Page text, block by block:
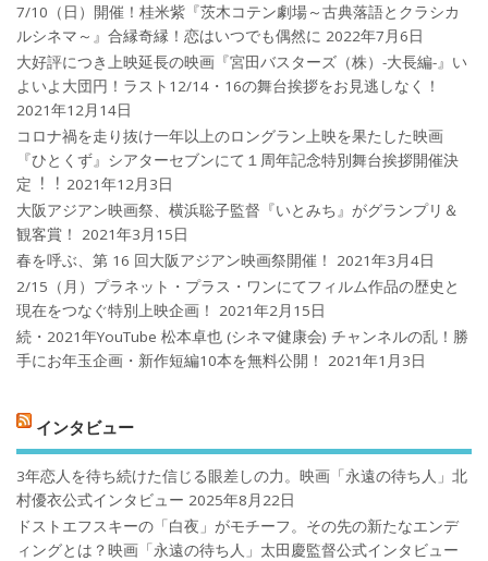
7/10（日）開催！桂米紫『茨木コテン劇場～古典落語とクラシカ
ルシネマ～』合縁奇縁！恋はいつでも偶然に 2022年7月6日
大好評につき上映延長の映画『宮田バスターズ（株）-大長編-』い
よいよ大団円！ラスト12/14・16の舞台挨拶をお見逃しなく！
2021年12月14日
コロナ禍を⾛り抜け⼀年以上のロングラン上映を果たした映画
『ひとくず』シアターセブンにて１周年記念特別舞台挨拶開催決
定︕︕ 2021年12月3日
大阪アジアン映画祭、横浜聡子監督『いとみち』がグランプリ＆
観客賞！
2021年3月15日
春を呼ぶ、第 16 回大阪アジアン映画祭開催！
2021年3月4日
2/15（月）プラネット・プラス・ワンにてフィルム作品の歴史と
現在をつなぐ特別上映企画！
2021年2月15日
続・2021年YouTube 松本卓也 (シネマ健康会) チャンネルの乱！勝
手にお年玉企画・新作短編10本を無料公開！
2021年1月3日
インタビュー
3年恋人を待ち続けた信じる眼差しの力。映画「永遠の待ち人」北
村優衣公式インタビュー 2025年8月22日
ドストエフスキーの「白夜」がモチーフ。その先の新たなエンデ
ィングとは？映画「永遠の待ち人」太田慶監督公式インタビュー